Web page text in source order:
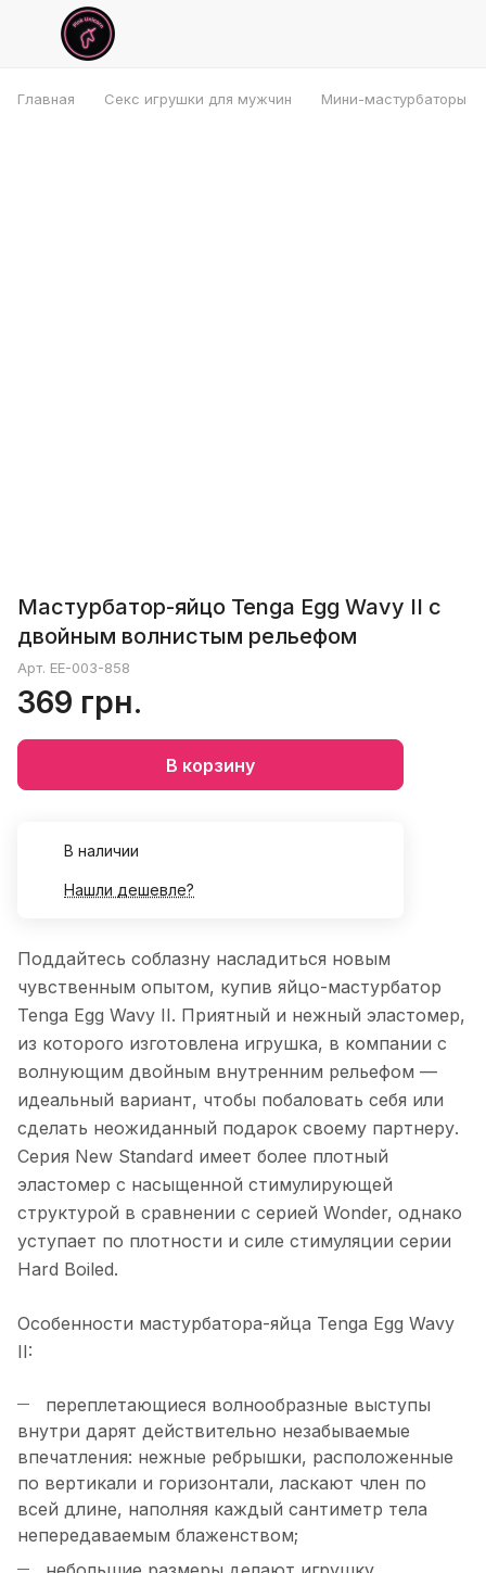
Главная Секс игрушки для мужчин Мини-мастурбаторы
Мастурбатор-яйцо Tenga Egg Wavy II с
двойным волнистым рельефом
Арт. EE-003-858
369 грн.
В корзину
В наличии
Нашли дешевле?
Поддайтесь соблазну насладиться новым
чувственным опытом, купив яйцо-мастурбатор
Tenga Egg Wavy II. Приятный и нежный эластомер,
из которого изготовлена игрушка, в компании с
волнующим двойным внутренним рельефом —
идеальный вариант, чтобы побаловать себя или
сделать неожиданный подарок своему партнеру.
Cерия New Standard имеет более плотный
эластомер с насыщенной стимулирующей
структурой в сравнении с серией Wonder, однако
уступает по плотности и силе стимуляции серии
Hard Boiled.
Особенности мастурбатора-яйца Tenga Egg Wavy
II:
переплетающиеся волнообразные выступы
внутри дарят действительно незабываемые
впечатления: нежные ребрышки, расположенные
по вертикали и горизонтали, ласкают член по
всей длине, наполняя каждый сантиметр тела
непередаваемым блаженством;